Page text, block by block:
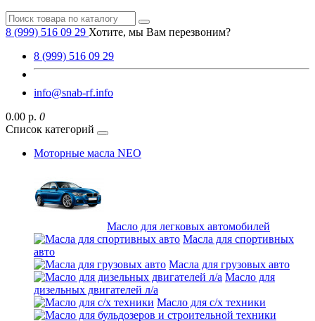
8 (999) 516 09 29 Хотите, мы Вам перезвоним?
8 (999) 516 09 29
info@snab-rf.info
0.00 р. 0
Список категорий
Моторные масла NEO
Масло для легковых автомобилей
Масла для спортивных
авто
Масла для грузовых авто
Масло для
дизельных двигателей л/а
Масло для с/х техники